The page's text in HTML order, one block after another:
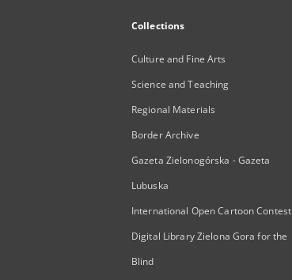
Collections
Culture and Fine Arts
Science and Teaching
Regional Materials
Border Archive
Gazeta Zielonogórska - Gazeta
Lubuska
International Open Cartoon Contest
Digital Library Zielona Gora for the
Blind